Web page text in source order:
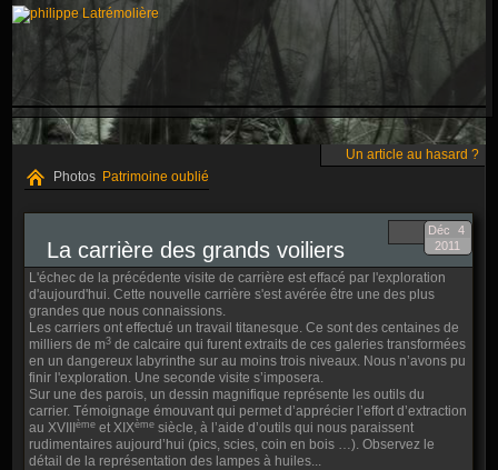
Un article au hasard ?
Photos Patrimoine oublié
La carrière des grands voiliers
4
Déc
2011
L'échec de la précédente visite de carrière est effacé par l'exploration
d'aujourd'hui. Cette nouvelle carrière s'est avérée être une des plus
grandes que nous connaissions.
Les carriers ont effectué un travail titanesque. Ce sont des centaines de
milliers de m3 de calcaire qui furent extraits de ces galeries transformées
en un dangereux labyrinthe sur au moins trois niveaux. Nous n’avons pu
finir l'exploration. Une seconde visite s’imposera.
Sur une des parois, un dessin magnifique représente les outils du
carrier. Témoignage émouvant qui permet d’apprécier l’effort d’extraction
au XVIIIème et XIXème siècle, à l’aide d’outils qui nous paraissent
rudimentaires aujourd’hui (pics, scies, coin en bois …). Observez le
détail de la représentation des lampes à huiles...